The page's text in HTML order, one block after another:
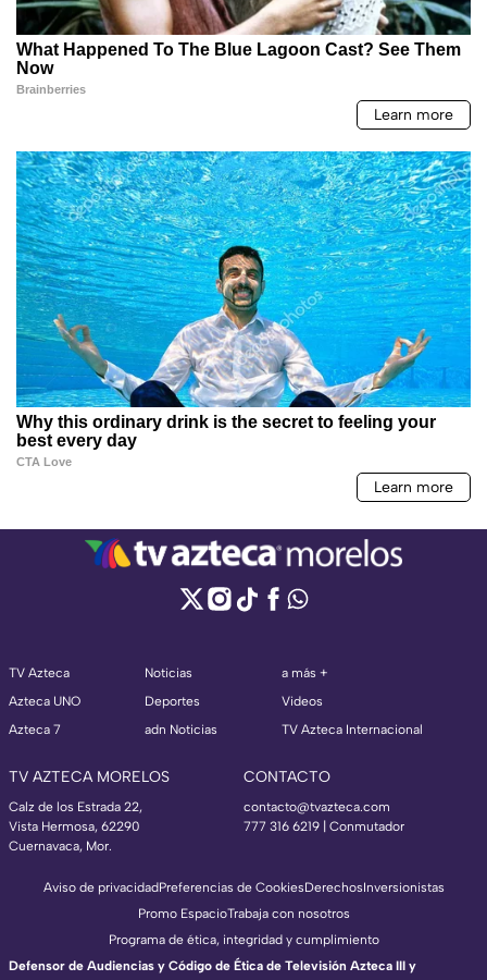
TV Azteca
Azteca UNO
Azteca 7
Noticias
Deportes
adn Noticias
a más +
Videos
TV Azteca Internacional
TV AZTECA MORELOS
Calz de los Estrada 22,
Vista Hermosa, 62290
Cuernavaca, Mor.
CONTACTO
contacto@tvazteca.com
777 316 6219 | Conmutador
Aviso de privacidadPreferencias de CookiesDerechosInversionistas
Promo EspacioTrabaja con nosotros
Programa de ética, integridad y cumplimiento
Defensor de Audiencias y Código de Ética de Televisión Azteca III y